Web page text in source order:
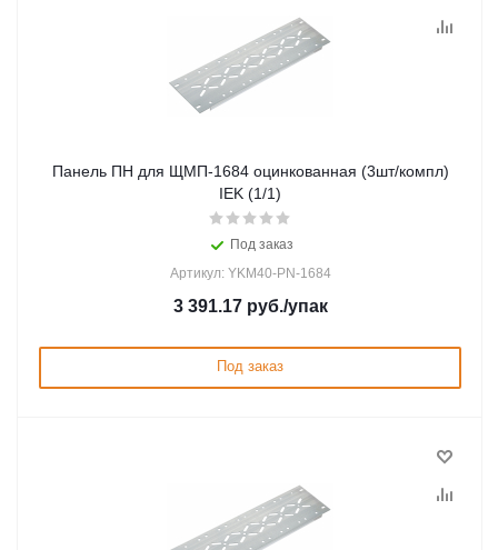
Панель ПН для ЩМП-1684 оцинкованная (3шт/компл)
IEK (1/1)
Под заказ
Артикул: YKM40-PN-1684
3 391.17руб./упак
Под заказ